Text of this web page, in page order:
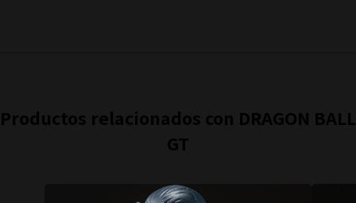
Productos relacionados con DRAGON BALL
GT